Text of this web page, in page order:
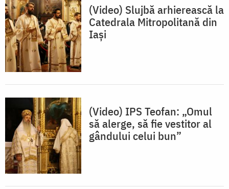
(Video) Slujbă arhierească la
Catedrala Mitropolitană din
Iași
(Video) IPS Teofan: „Omul
să alerge, să fie vestitor al
gândului celui bun”